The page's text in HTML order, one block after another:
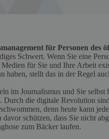
für Personen des
Schwert. Wenn Sie eine
für Sie und Ihre Arbeit
haben, stellt das in der Regel
im Journalismus und Sie
Durch die digitale Revolution
denn heute kann
davor schützen, dass Sie nicht
zum Bäcker laufen.